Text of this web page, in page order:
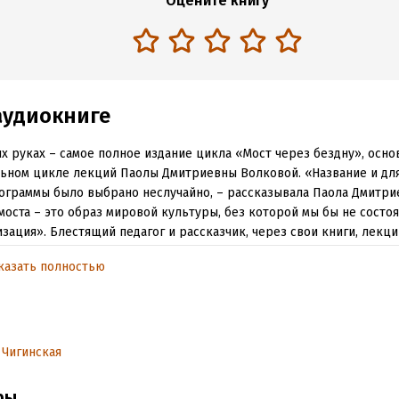
руках – самое полное издание цикла «Мост через бездну»,
цикле лекций Паолы Дмитриевны Волковой. «Название и
было выбрано неслучайно, – рассказывала Паола
– это образ мировой культуры, без которой мы бы не
Блестящий педагог и рассказчик, через свои книги,
достучаться до их душ и очистить от накопившейся серости.
приглашает нас в путешествие сквозь века, где мы следуем за
издание представляет переработанный цикл «Мост через
полностью